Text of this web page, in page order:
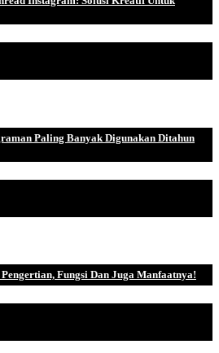
Paling Banyak Digunakan Ditahun
Fungsi Dan Juga Manfaatnya!